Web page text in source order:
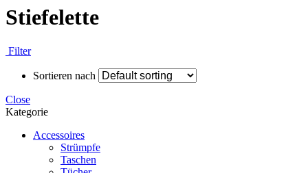
Stiefelette
Filter
Sortieren nach
Close
Kategorie
Accessoires
Strümpfe
Taschen